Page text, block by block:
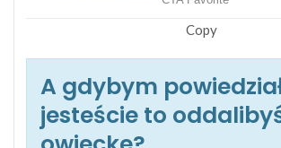
Copy
A gdybym
jesteście to